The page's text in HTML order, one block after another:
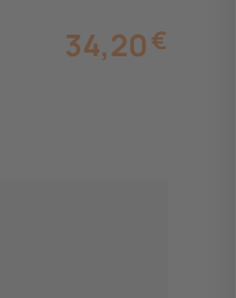
34,20€